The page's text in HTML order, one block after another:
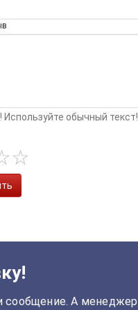
обычный текст!
сообщение. А